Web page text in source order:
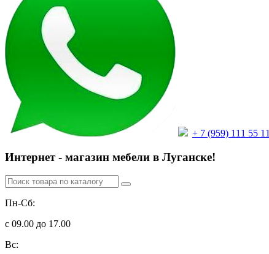
+ 7 (959) 111 55 11
Интернет - магазин мебели в Луганске!
Пн-Сб:
с 09.00 до 17.00
Вс: